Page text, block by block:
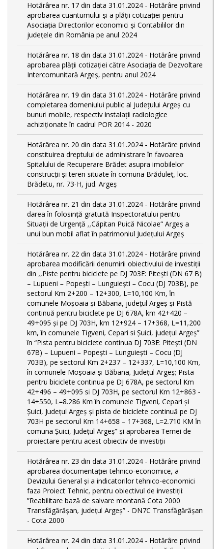
Hotărârea nr. 17 din data 31.01.2024 - Hotărâre privind
aprobarea cuantumului și a plății cotizației pentru
Asociația Directorilor economici și Contabililor din
județele din România pe anul 2024
Hotărârea nr. 18 din data 31.01.2024 - Hotărâre privind
aprobarea plății cotizației către Asociația de Dezvoltare
Intercomunitară Argeș, pentru anul 2024
Hotărârea nr. 19 din data 31.01.2024 - Hotărâre privind
completarea domeniului public al Judeţului Argeş cu
bunuri mobile, respectiv instalații radiologice
achiziționate în cadrul POR 2014 - 2020
Hotărârea nr. 20 din data 31.01.2024 - Hotărâre privind
constituirea dreptului de administrare în favoarea
Spitalului de Recuperare Brădet asupra imobilelor
construcții și teren situate în comuna Brăduleț, loc.
Brădetu, nr. 73-H, jud. Argeș
Hotărârea nr. 21 din data 31.01.2024 - Hotărâre privind
darea în folosință gratuită Inspectoratului pentru
Situații de Urgență ,,Căpitan Puică Nicolae” Argeș a
unui bun mobil aflat în patrimoniul Județului Argeș
Hotărârea nr. 22 din data 31.01.2024 - Hotărâre privind
aprobarea modificării denumirii obiectivului de investiții
din ,,Piste pentru biciclete pe DJ 703E: Pitești (DN 67 B)
– Lupueni – Popești – Lunguiești – Cocu (DJ 703B), pe
sectorul Km 2+200 – 12+300, L=10,100 Km, în
comunele Moșoaia și Băbana, judeţul Argeș și Pistă
continuă pentru biciclete pe DJ 678A, km 42+420 –
49+095 și pe DJ 703H, km 12+924 – 17+368, L=11,200
km, în comunele Tigveni, Cepari si Șuici, județul Argeș”
în “Pista pentru biciclete continua DJ 703E: Pitești (DN
67B) – Lupueni – Popești – Lunguiești – Cocu (DJ
703B), pe sectorul Km 2+237 – 12+337, L=10,100 Km,
în comunele Moșoaia și Băbana, Județul Argeș; Pista
pentru biciclete continua pe DJ 678A, pe sectorul Km
42+496 – 49+095 si DJ 703H, pe sectorul Km 12+863 -
14+550, L=8.286 Km în comunele Tigveni, Cepari și
Șuici, Județul Argeș și pista de biciclete continuă pe DJ
703H pe sectorul Km 14+658 – 17+368, L=2.710 KM în
comuna Șuici, Județul Argeș” şi aprobarea Temei de
proiectare pentru acest obiectiv de investiţii
Hotărârea nr. 23 din data 31.01.2024 - Hotărâre privind
aprobarea documentației tehnico-economice, a
Devizului General și a indicatorilor tehnico-economici
faza Proiect Tehnic, pentru obiectivul de investiții:
”Reabilitare bază de salvare montană Cota 2000
Transfăgărășan, județul Argeș” - DN7C Transfăgărășan
- Cota 2000
Hotărârea nr. 24 din data 31.01.2024 - Hotărâre privind